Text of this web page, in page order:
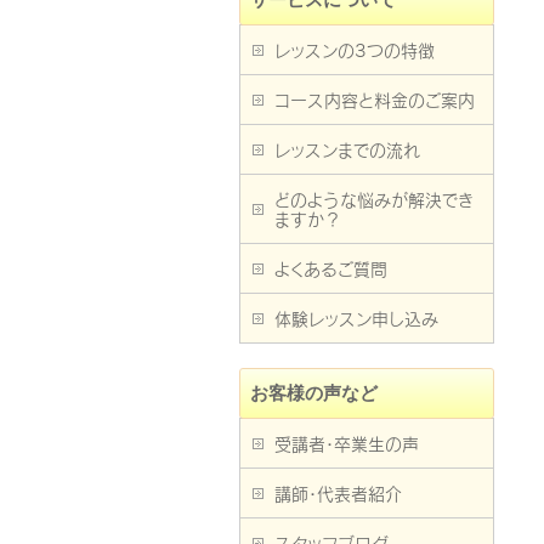
レッスンの3つの特徴
コース内容と料金のご案内
レッスンまでの流れ
どのような悩みが解決でき
ますか？
よくあるご質問
体験レッスン申し込み
お客様の声など
受講者・卒業生の声
講師・代表者紹介